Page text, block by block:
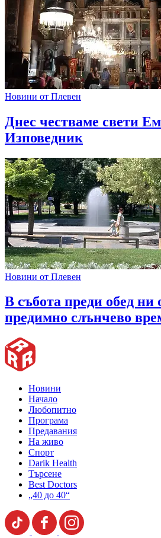
Новини от Плевен
Днес честваме свети
Изповедник
Новини от Плевен
В събота преди обед ни
предимно слънчево
Новини
Начало
Любопитно
Програма
Предавания
На живо
Спорт
Darik Health
Търсене
Best Doctors
„40 до 40“